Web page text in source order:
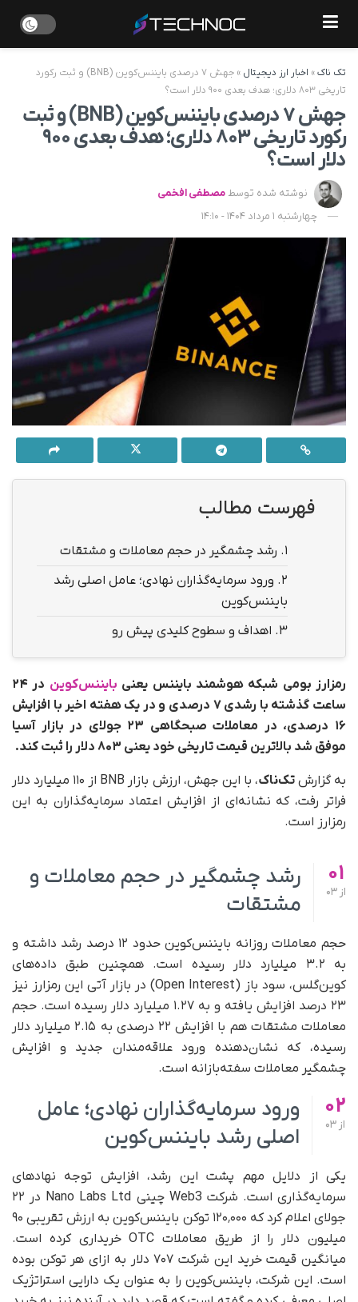
تک ناک» اخبار ارز دیجیتال »
جهش ۷ درصدی بایننس‌کوین (BNB) و ثبت رکورد
تاریخی ۸۰۳ دلاری؛ هدف بعدی ۹۰۰ دلار است؟
جهش ۷ درصدی بایننس‌کوین (BNB) و ثبت
رکورد تاریخی ۸۰۳ دلاری؛ هدف بعدی ۹۰۰
دلار است؟
نوشته شده توسط مصطفی افخمی
چهارشنبه 1 مرداد 1404 - 14:10
فهرست مطالب
1. رشد چشمگیر در حجم معاملات و مشتقات
2. ورود سرمایه‌گذاران نهادی؛ عامل اصلی رشد
بایننس‌کوین
3. اهداف و سطوح کلیدی پیش‌ رو
رمزارز بومی شبکه هوشمند بایننس یعنی بایننس‌کوین
در ۲۴
ساعت گذشته با رشدی ۷ درصدی و در یک هفته اخیر با افزایش
۱۶ درصدی، در معاملات صبحگاهی ۲۳ جولای در بازار آسیا
موفق شد بالاترین قیمت تاریخی خود یعنی ۸۰۳ دلار را ثبت کند.
به گزارشتک‌ناک
، با این جهش، ارزش بازار BNB از ۱۱۰ میلیارد دلار
فراتر رفت، که نشانه‌ای از افزایش اعتماد سرمایه‌گذاران به این
رمزارز است.
01
از
رشد چشمگیر در حجم معاملات و
مشتقات
حجم معاملات روزانه بایننس‌کوین حدود ۱۲ درصد رشد داشته و
به ۳.۲ میلیارد دلار رسیده است. همچنین طبق داده‌های
کوین‌گلس، سود باز (Open Interest) در بازار آتی این رمزارز نیز
۲۳ درصد افزایش یافته و به ۱.۲۷ میلیارد دلار رسیده است. حجم
معاملات مشتقات هم با افزایش ۲۲ درصدی به ۲.۱۵ میلیارد دلار
رسیده، که نشان‌دهنده ورود علاقه‌مندان جدید و افزایش
چشمگیر معاملات سفته‌بازانه است.
02
از
ورود سرمایه‌گذاران نهادی؛ عامل
اصلی رشد بایننس‌کوین
یکی از دلایل مهم پشت این رشد، افزایش توجه نهادهای
سرمایه‌گذاری است. شرکت Web3 چینی Nano Labs Ltd در ۲۲
جولای اعلام کرد که ۱۲۰٬۰۰۰ توکن بایننس‌کوین به ارزش تقریبی ۹۰
میلیون دلار را از طریق معاملات OTC خریداری کرده است.
میانگین قیمت خرید این شرکت ۷۰۷ دلار به ازای هر توکن بوده
است. این شرکت، بایننس‌کوین را به‌ عنوان یک دارایی استراتژیک